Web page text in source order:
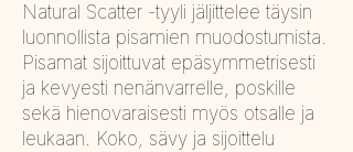
Natural Scatter -tyyli jäljittelee täysin
luonnollista pisamien muodostumista.
Pisamat sijoittuvat epäsymmetrisesti
ja kevyesti nenänvarrelle, poskille
sekä hienovaraisesti myös otsalle ja
leukaan. Koko, sävy ja sijoittelu